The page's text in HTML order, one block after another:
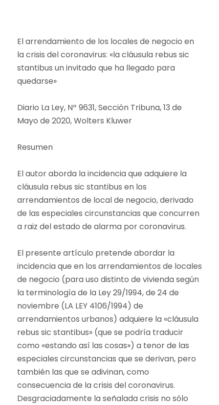
El arrendamiento de los locales de negocio en
la crisis del coronavirus: «la cláusula rebus sic
stantibus un invitado que ha llegado para
quedarse»
Diario La Ley, Nº 9631, Sección Tribuna, 13 de
Mayo de 2020, Wolters Kluwer
Resumen
El autor aborda la incidencia que adquiere la
cláusula rebus sic stantibus en los
arrendamientos de local de negocio, derivado
de las especiales circunstancias que concurren
a raiz del estado de alarma por coronavirus.
El presente artículo pretende abordar la
incidencia que en los arrendamientos de locales
de negocio (para uso distinto de vivienda según
la terminología de la Ley 29/1994, de 24 de
noviembre (LA LEY 4106/1994) de
arrendamientos urbanos) adquiere la «cláusula
rebus sic stantibus» (que se podría traducir
como «estando así las cosas») a tenor de las
especiales circunstancias que se derivan, pero
también las que se adivinan, como
consecuencia de la crisis del coronavirus.
Desgraciadamente la señalada crisis no sólo